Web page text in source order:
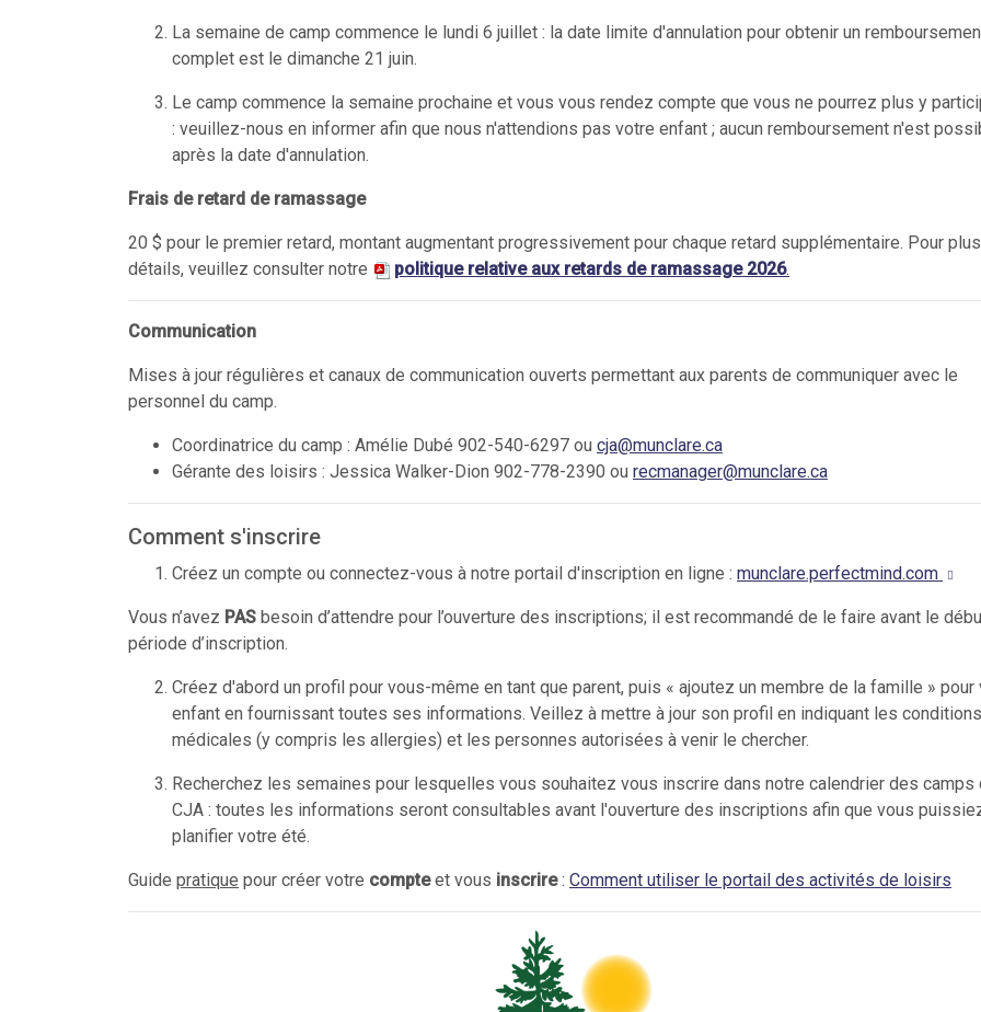
La semaine de camp commence le lundi 6 juillet : la date limite d'annulation pour obtenir un
complet est le dimanche 21 juin.
Le camp commence la semaine prochaine et vous vous rendez compte que vous ne pourrez plus y
: veuillez-nous en informer afin que nous n'attendions pas votre enfant ; aucun remboursement n'est
après la date d'annulation.
Frais de retard de ramassage
20 $ pour le premier retard, montant augmentant progressivement pour chaque retard supplémentaire. Pour
détails, veuillez consulter notre
politique relative aux retards de ramassage 2026.
Communication
Mises à jour régulières et canaux de communication ouverts permettant aux parents de communiquer avec le
personnel du camp.
Coordinatrice du camp : Amélie Dubé 902-540-6297 ou cja@munclare.ca
Gérante des loisirs : Jessica Walker-Dion 902-778-2390 ou recmanager@munclare.ca
Comment s'inscrire
Créez un compte ou connectez-vous à notre portail d'inscription en ligne : munclare.perfectmind.com
Vous n’avez PAS besoin d’attendre pour l’ouverture des inscriptions; il est recommandé de le faire avant le
période d’inscription.
Créez d'abord un profil pour vous-même en tant que parent, puis « ajoutez un membre de la famille » pour
enfant en fournissant toutes ses informations. Veillez à mettre à jour son profil en indiquant les conditions
médicales (y compris les allergies) et les personnes autorisées à venir le chercher.
Recherchez les semaines pour lesquelles vous souhaitez vous inscrire dans notre calendrier des camps
CJA : toutes les informations seront consultables avant l'ouverture des inscriptions afin que vous
planifier votre été.
Guide pratique pour créer votre compteet vous inscrire: Comment utiliser le portail des activités de loisirs